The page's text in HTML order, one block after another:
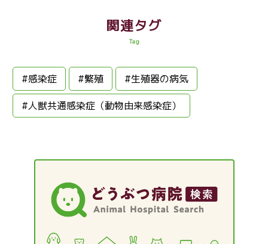
関連タグ
Tag
#感染症 #繁殖 #生殖器の病気
#人獣共通感染症（動物由来感染症）